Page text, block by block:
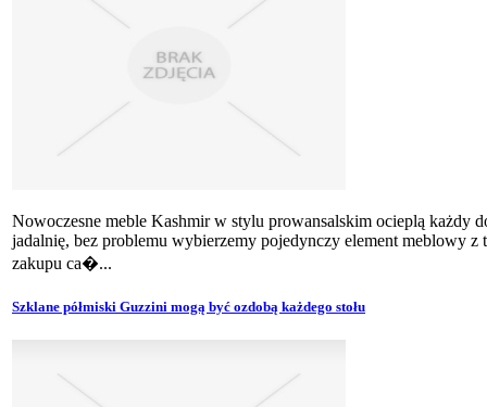
Nowoczesne meble Kashmir w stylu prowansalskim ocieplą każdy
jadalnię, bez problemu wybierzemy pojedynczy element meblowy
zakupu ca�...
Szklane półmiski Guzzini mogą być ozdobą każdego stołu